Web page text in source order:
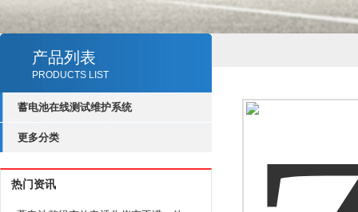
产品列表
PRODUCTS LIST
蓄电池在线测试维护系统
更多分类
热门资讯